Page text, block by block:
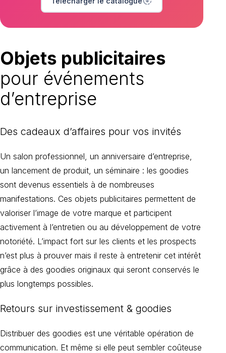
Objets publicitaires
pour événements
d’entreprise
des cadeaux d’affaires pour vos invités
Un salon professionnel, un anniversaire d’entreprise,
un lancement de produit, un séminaire : les goodies
sont devenus essentiels à de nombreuses
manifestations. Ces objets publicitaires permettent de
valoriser l’image de votre marque et participent
activement à l’entretien ou au développement de votre
notoriété. L’impact fort sur les clients et les prospects
n’est plus à prouver mais il reste à entretenir cet intérêt
grâce à des goodies originaux qui seront conservés le
plus longtemps possibles.
retours sur investissement & goodies
Distribuer des goodies est une véritable opération de
communication. Et même si elle peut sembler coûteuse